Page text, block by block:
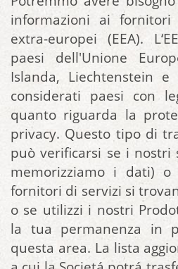
informazioni ai
extra-europei (EEA).
paesi dell'Unione
Islanda, Liechtenstein
considerati paesi con
quanto riguarda la
privacy. Questo tipo di
può verificarsi se i nostri
memorizziamo i dati)
fornitori di servizi si
o se utilizzi i nostri
la tua permanenza in
questa area. La lista